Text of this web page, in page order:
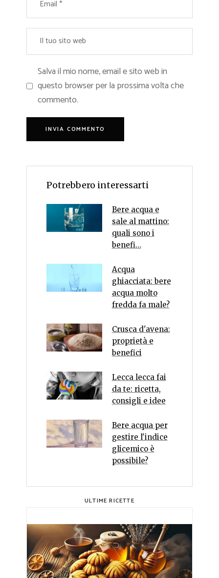
Salva il mio nome, email e sito web in
questo browser per la prossima volta che
commento.
Potrebbero interessarti
Bere acqua e
sale al mattino:
quali sono i
benefi…
Acqua
ghiacciata: bere
acqua molto
fredda fa male?
Crusca d'avena:
proprietà e
benefici
Lecca lecca fai
da te: ricetta,
consigli e idee
Bere acqua per
gestire l'indice
glicemico è
possibile?
ULTIME RICETTE